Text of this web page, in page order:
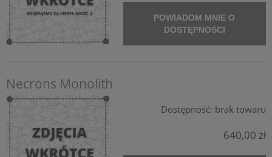
POWIADOM MNIE O
DOSTĘPNOŚCI
Necrons Monolith
Dostępność: brak towaru
640,00 zł